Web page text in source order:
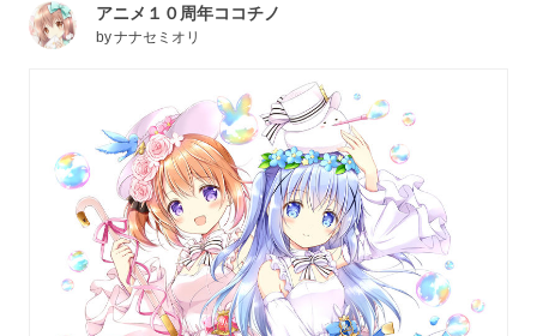
アニメ１０周年ココチノ
byナナセミオリ